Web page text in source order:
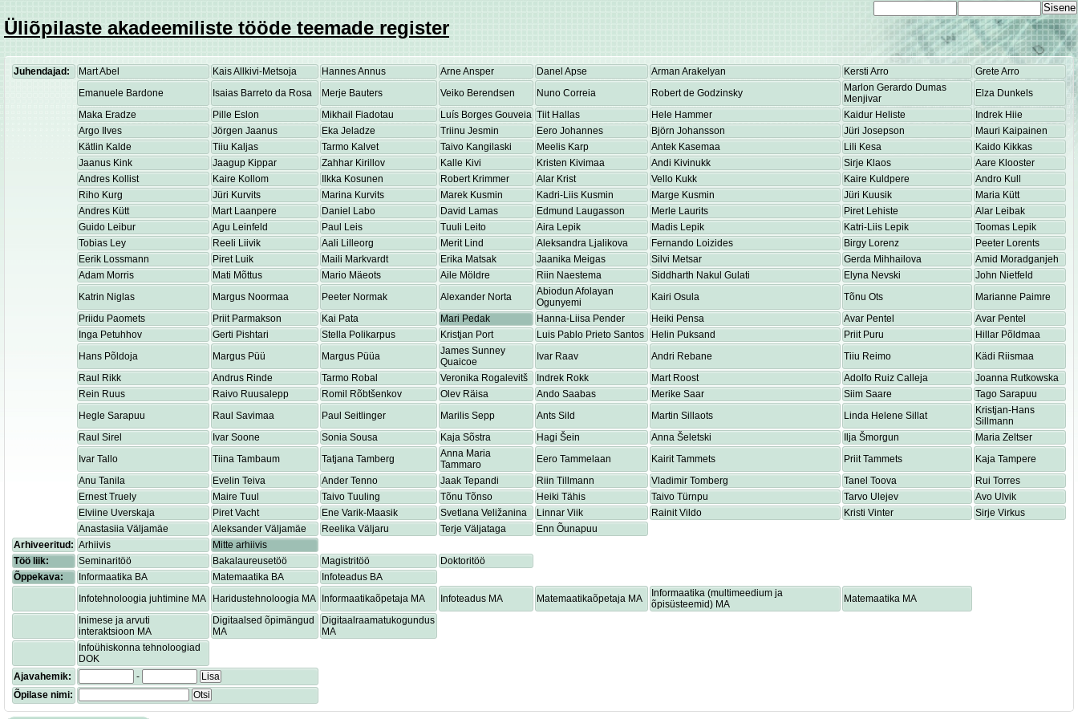
Üliõpilaste akadeemiliste tööde teemade register
Juhendajad: Mart Abel Kais Allkivi-Metsoja Hannes Annus Arne Ansper Danel Apse Arman Arakelyan Kersti Arro
Grete Arro
Emanuele Bardone
Isaias Barreto da Rosa Merje Bauters Veiko Berendsen Nuno Correia Robert de Godzinsky
Marlon Gerardo Dumas
Menjivar
Elza Dunkels
Maka Eradze
Pille Eslon Mikhail Fiadotau Luís Borges Gouveia Tiit Hallas Hele Hammer Kaidur Heliste
Indrek Hiie
Argo Ilves
Jörgen Jaanus Eka Jeladze Triinu Jesmin Eero Johannes Björn Johansson Jüri Josepson
Mauri Kaipainen
Kätlin Kalde
Tiiu Kaljas Tarmo Kalvet Taivo Kangilaski Meelis Karp Antek Kasemaa Lili Kesa
Kaido Kikkas
Jaanus Kink
Jaagup Kippar Zahhar Kirillov Kalle Kivi Kristen Kivimaa Andi Kivinukk Sirje Klaos
Aare Klooster
Andres Kollist
Kaire Kollom Ilkka Kosunen Robert Krimmer Alar Krist Vello Kukk Kaire Kuldpere
Andro Kull
Riho Kurg
Jüri Kurvits Marina Kurvits Marek Kusmin Kadri-Liis Kusmin Marge Kusmin Jüri Kuusik
Maria Kütt
Andres Kütt
Mart Laanpere Daniel Labo David Lamas Edmund Laugasson Merle Laurits Piret Lehiste
Alar Leibak
Guido Leibur
Agu Leinfeld Paul Leis Tuuli Leito Aira Lepik Madis Lepik Katri-Liis Lepik
Toomas Lepik
Tobias Ley
Reeli Liivik Aali Lilleorg Merit Lind Aleksandra Ljalikova Fernando Loizides Birgy Lorenz
Peeter Lorents
Eerik Lossmann
Piret Luik Maili Markvardt Erika Matsak Jaanika Meigas Silvi Metsar Gerda Mihhailova
Amid Moradganjeh
Adam Morris
Mati Mõttus Mario Mäeots Aile Möldre Riin Naestema Siddharth Nakul Gulati Elyna Nevski
John Nietfeld
Katrin Niglas
Margus Noormaa Peeter Normak Alexander Norta
Abiodun Afolayan
Ogunyemi
Kairi Osula Tõnu Ots
Marianne Paimre
Priidu Paomets
Priit Parmakson Kai Pata Mari Pedak Hanna-Liisa Pender Heiki Pensa Avar Pentel
Avar Pentel
Inga Petuhhov
Gerti Pishtari Stella Polikarpus Kristjan Port Luis Pablo Prieto Santos Helin Puksand Priit Puru
Hillar Põldmaa
Hans Põldoja
Margus Püü Margus Püüa
James Sunney
Quaicoe
Ivar Raav Andri Rebane Tiiu Reimo
Kädi Riismaa
Raul Rikk
Andrus Rinde Tarmo Robal Veronika Rogalevitš Indrek Rokk Mart Roost Adolfo Ruiz Calleja
Joanna Rutkowska
Rein Ruus
Raivo Ruusalepp Romil Rõbtšenkov Olev Räisa Ando Saabas Merike Saar Siim Saare
Tago Sarapuu
Hegle Sarapuu
Raul Savimaa Paul Seitlinger Marilis Sepp Ants Sild Martin Sillaots Linda Helene Sillat
Kristjan-Hans
Sillmann
Raul Sirel
Ivar Soone Sonia Sousa Kaja Sõstra Hagi Šein Anna Šeletski Ilja Šmorgun
Maria Zeltser
Ivar Tallo
Tiina Tambaum Tatjana Tamberg
Anna Maria
Tammaro
Eero Tammelaan Kairit Tammets Priit Tammets
Kaja Tampere
Anu Tanila
Evelin Teiva Ander Tenno Jaak Tepandi Riin Tillmann Vladimir Tomberg Tanel Toova
Rui Torres
Ernest Truely
Maire Tuul Taivo Tuuling Tõnu Tõnso Heiki Tähis Taivo Türnpu Tarvo Ulejev
Avo Ulvik
Elviine Uverskaja
Piret Vacht Ene Varik-Maasik Svetlana Veližanina Linnar Viik Rainit Vildo Kristi Vinter
Sirje Virkus
Anastasiia Väljamäe
Aleksander Väljamäe Reelika Väljaru Terje Väljataga
Enn Õunapuu
Arhiveeritud: Arhiivis
Mitte arhiivis
Töö liik:
Seminaritöö Bakalaureusetöö Magistritöö
Doktoritöö
Õppekava:
Informaatika BA Matemaatika BA
Infoteadus BA
Infotehnoloogia juhtimine MA
Haridustehnoloogia MA Informaatikaõpetaja MA Infoteadus MA Matemaatikaõpetaja MA
Informaatika (multimeedium ja
õpisüsteemid) MA
Matemaatika MA
Inimese ja arvuti
interaktsioon MA
Digitaalsed õpimängud
MA
Digitaalraamatukogundus
MA
Infoühiskonna tehnoloogiad
DOK
Ajavahemik:
-
Lisa
Õpilase nimi:
Otsi